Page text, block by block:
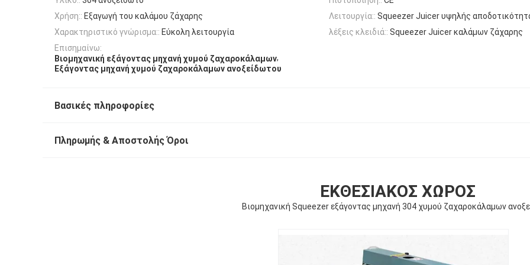
Χρήση:: Εξαγωγή του καλάμου ζάχαρης Λειτουργία:: Squeezer Juicer υψηλής
Χαρακτηριστικό γνώρισμα:: Εύκολη λειτουργία λέξεις κλειδιά:: Squeezer Juicer καλάμων ζάχαρης
Επισημαίνω:
Βιομηχανική εξάγοντας μηχανή χυμού ζαχαροκάλαμων,
Εξάγοντας μηχανή χυμού ζαχαροκάλαμων ανοξείδωτου
Βασικές πληροφορίες
Πληρωμής & Αποστολής Όροι
ΕΚΘΕΣΙΑΚΌΣ ΧΏΡΟΣ
Βιομηχανική Squeezer εξάγοντας μηχανή 304 χυμού ζαχαροκάλαμων